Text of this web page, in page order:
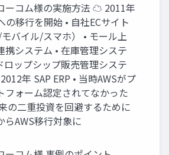
ーコム様の実施方法 ☁ 2011年
の移行を開始 • 自社ECサイト
モバイル/スマホ） • モール上
携システム • 在庫管理システ
ロップシップ販売管理システ
年 SAP ERP • 当時AWSがプ
フォーム認定されてなかった
の二重投資を回避するために
らAWS移行対象に